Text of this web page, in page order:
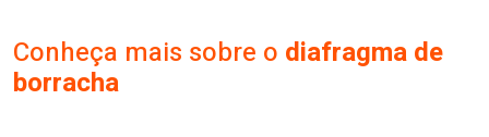
Conheça mais sobre o diafragma de
borracha